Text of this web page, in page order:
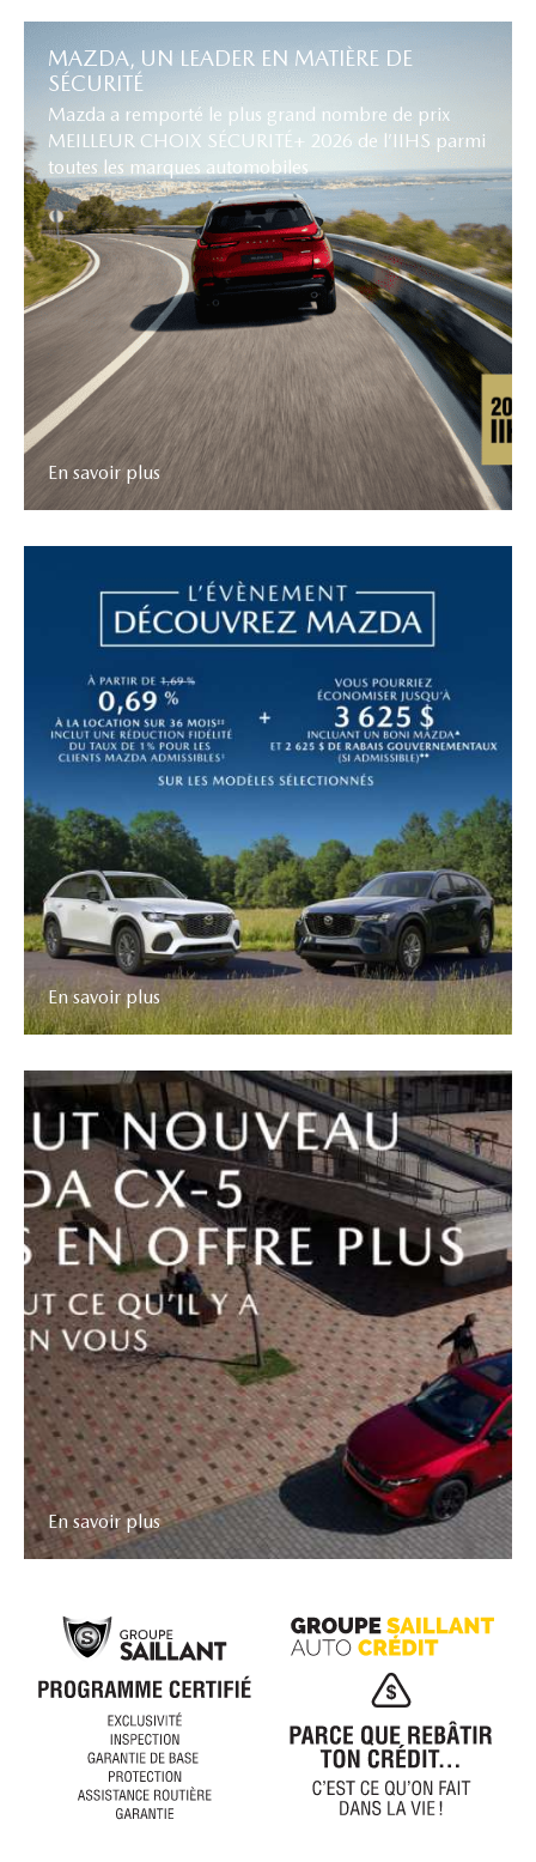
MAZDA, UN LEADER EN MATIÈRE DE
SÉCURITÉ
Mazda a remporté le plus grand nombre de prix
MEILLEUR CHOIX SÉCURITÉ+ 2026 de l’IIHS parmi
toutes les marques automobiles
En savoir plus
En savoir plus
En savoir plus